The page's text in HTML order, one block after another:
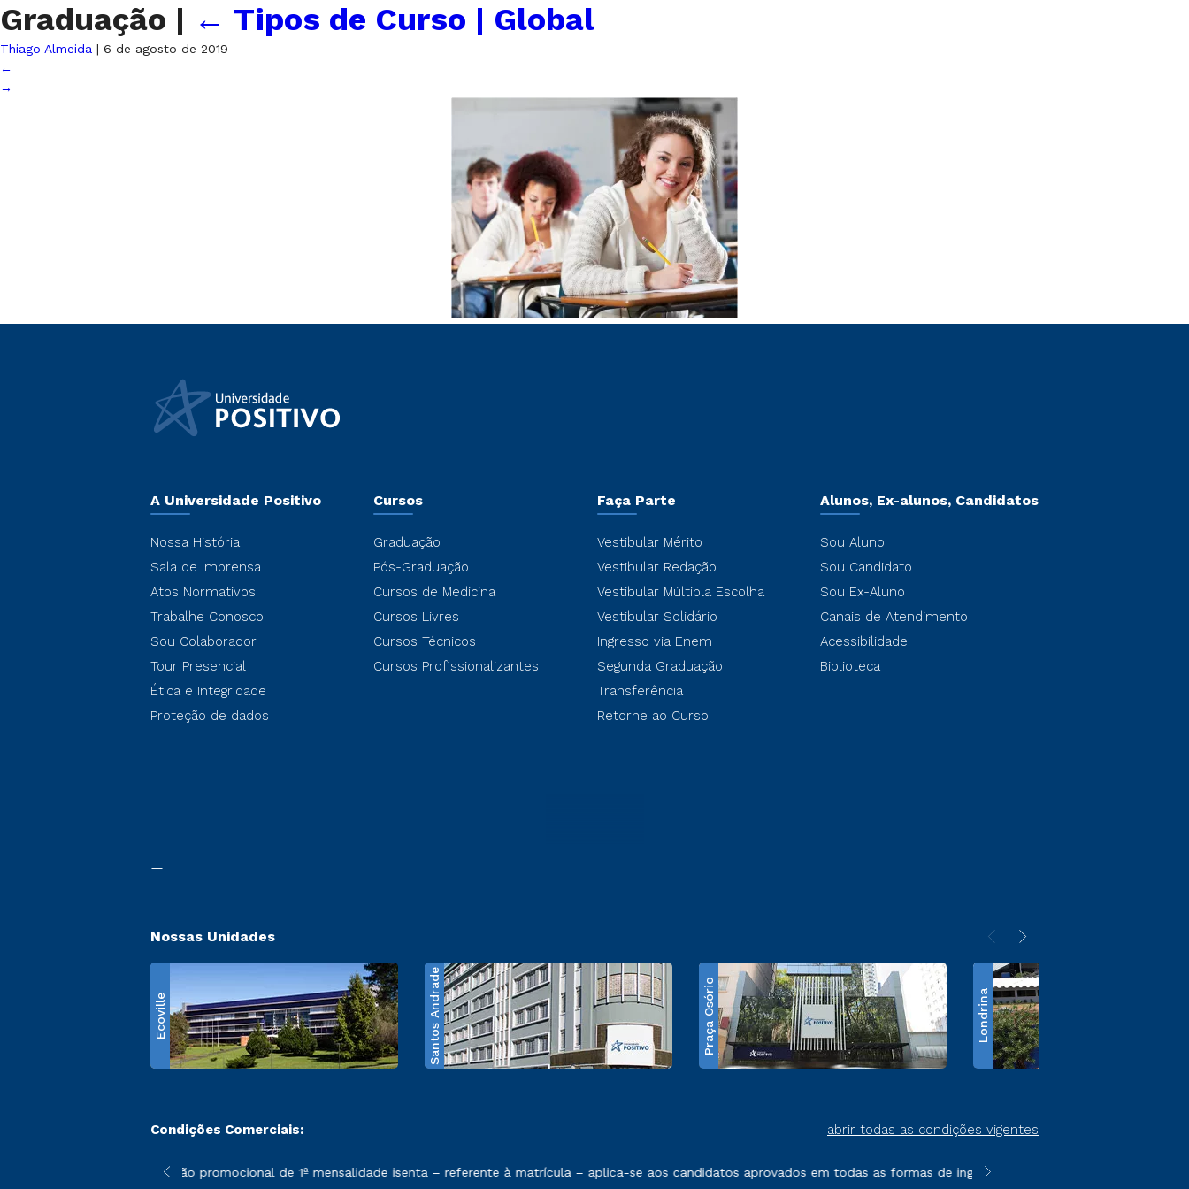
Graduação | ← Tipos de Curso | Global
Thiago Almeida | 6 de agosto de 2019
←
→
A Universidade Positivo
Nossa História
Sala de Imprensa
Atos Normativos
Trabalhe Conosco
Sou Colaborador
Tour Presencial
Ética e Integridade
Proteção de dados
Cursos
Graduação
Pós-Graduação
Cursos de Medicina
Cursos Livres
Cursos Técnicos
Cursos Profissionalizantes
Faça Parte
Vestibular Mérito
Vestibular Redação
Vestibular Múltipla Escolha
Vestibular Solidário
Ingresso via Enem
Segunda Graduação
Transferência
Retorne ao Curso
Alunos, Ex-alunos, Candidatos
Sou Aluno
Sou Candidato
Sou Ex-Aluno
Canais de Atendimento
Acessibilidade
Biblioteca
Nossas Unidades
Ecoville Santos Andrade Praça Osório Londrina
Condições Comerciais: abrir todas as condições vigentes
sofrer alterações nos períodos de rematrícula conforme exposto no contrato de prestação de serviços
*A condição promocional de 1ª mensalidade isenta – referente à matrícula – aplica-se aos candidatos aprovados em todas as formas de ingresso, exceto na prova on-line
**Semipresencial é um formato do